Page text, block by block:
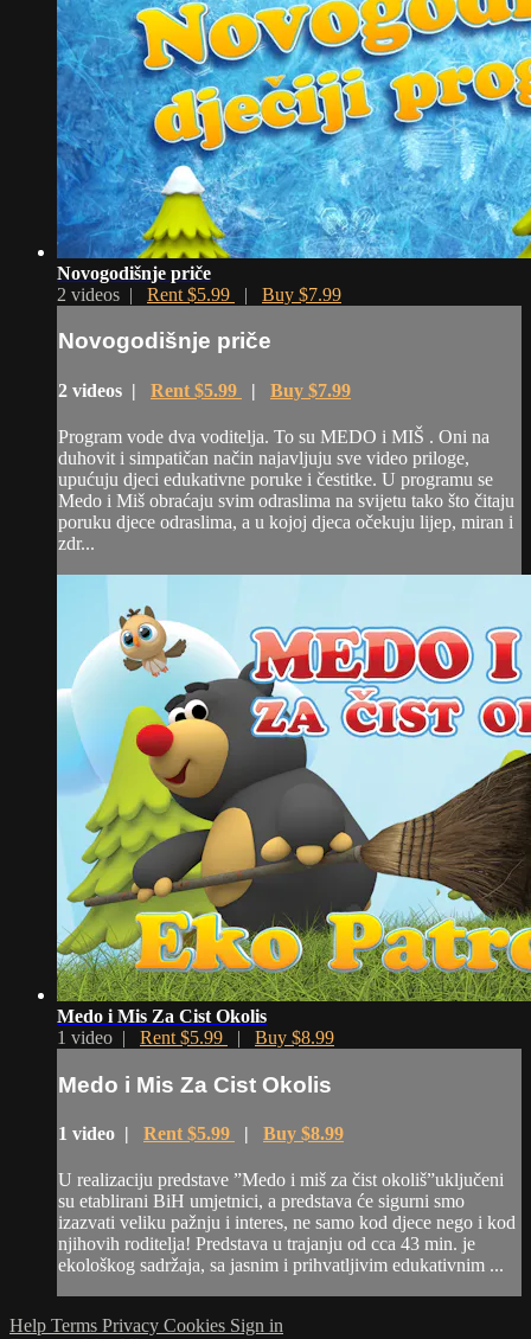
Novogodišnje priče
2 videos | Rent $5.99 | Buy $7.99
Novogodišnje priče
2 videos | Rent $5.99 | Buy $7.99
Program vode dva voditelja. To su MEDO i MIŠ . Oni na
duhovit i simpatičan način najavljuju sve video priloge,
upućuju djeci edukativne poruke i čestitke. U programu se
Medo i Miš obraćaju svim odraslima na svijetu tako što čitaju
poruku djece odraslima, a u kojoj djeca očekuju lijep, miran i
zdr...
Medo i Mis Za Cist Okolis
1 video | Rent $5.99 | Buy $8.99
Medo i Mis Za Cist Okolis
1 video | Rent $5.99 | Buy $8.99
U realizaciju predstave ”Medo i miš za čist okoliš”uključeni
su etablirani BiH umjetnici, a predstava će sigurni smo
izazvati veliku pažnju i interes, ne samo kod djece nego i kod
njihovih roditelja! Predstava u trajanju od cca 43 min. je
ekološkog sadržaja, sa jasnim i prihvatljivim edukativnim ...
Help Terms Privacy Cookies Sign in